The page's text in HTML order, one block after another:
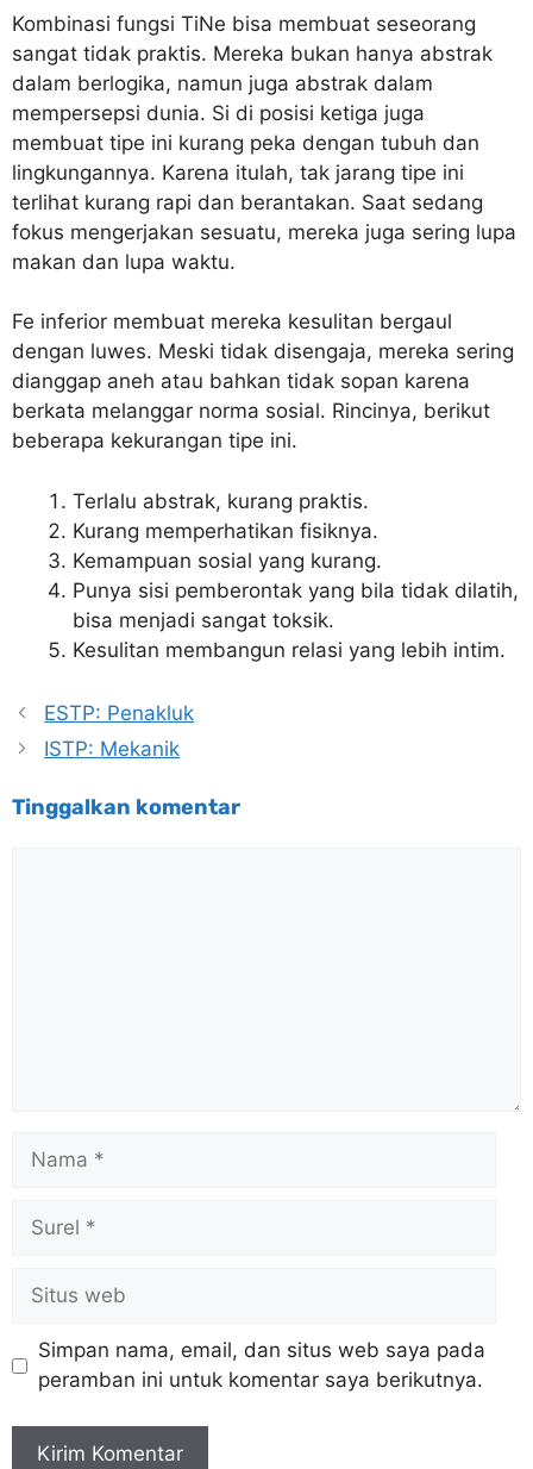
Kombinasi fungsi TiNe bisa membuat seseorang
sangat tidak praktis. Mereka bukan hanya abstrak
dalam berlogika, namun juga abstrak dalam
mempersepsi dunia. Si di posisi ketiga juga
membuat tipe ini kurang peka dengan tubuh dan
lingkungannya. Karena itulah, tak jarang tipe ini
terlihat kurang rapi dan berantakan. Saat sedang
fokus mengerjakan sesuatu, mereka juga sering lupa
makan dan lupa waktu.
Fe inferior membuat mereka kesulitan bergaul
dengan luwes. Meski tidak disengaja, mereka sering
dianggap aneh atau bahkan tidak sopan karena
berkata melanggar norma sosial. Rincinya, berikut
beberapa kekurangan tipe ini.
Terlalu abstrak, kurang praktis.
Kurang memperhatikan fisiknya.
Kemampuan sosial yang kurang.
Punya sisi pemberontak yang bila tidak dilatih,
bisa menjadi sangat toksik.
Kesulitan membangun relasi yang lebih intim.
ESTP: Penakluk
ISTP: Mekanik
Tinggalkan komentar
Simpan nama, email, dan situs web saya pada
peramban ini untuk komentar saya berikutnya.